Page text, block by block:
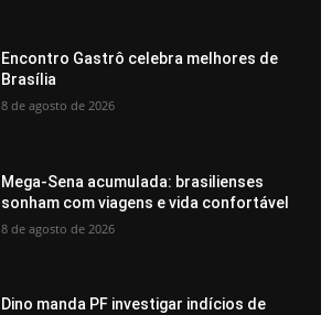
Encontro Gastrô celebra melhores de
Brasília
8 de agosto de 2026
Mega-Sena acumulada: brasilienses
sonham com viagens e vida confortável
8 de agosto de 2026
Dino manda PF investigar indícios de